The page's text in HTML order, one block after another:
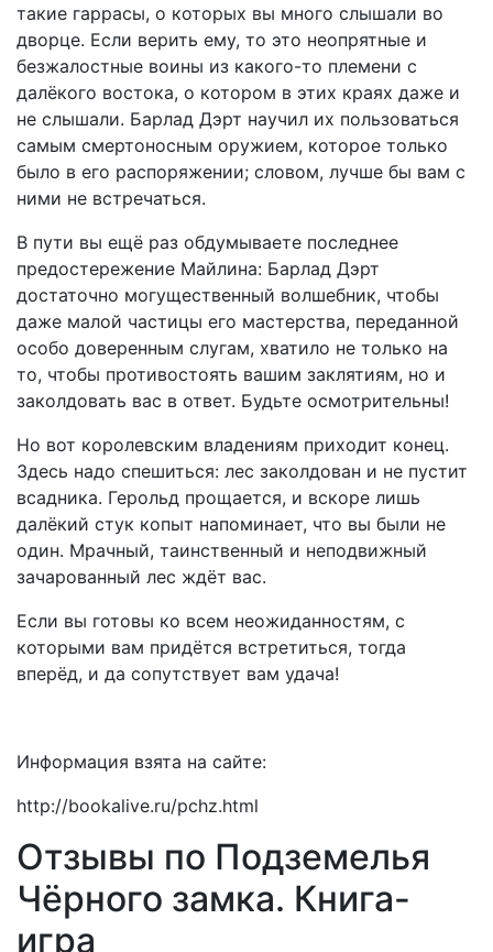
такие гаррасы, о которых вы много слышали во
дворце. Если верить ему, то это неопрятные и
безжалостные воины из какого-то племени с
далёкого востока, о котором в этих краях даже и
не слышали. Барлад Дэрт научил их пользоваться
самым смертоносным оружием, которое только
было в его распоряжении; словом, лучше бы вам с
ними не встречаться.
В пути вы ещё раз обдумываете последнее
предостережение Майлина: Барлад Дэрт
достаточно могущественный волшебник, чтобы
даже малой частицы его мастерства, переданной
особо доверенным слугам, хватило не только на
то, чтобы противостоять вашим заклятиям, но и
заколдовать вас в ответ. Будьте осмотрительны!
Но вот королевским владениям приходит конец.
Здесь надо спешиться: лес заколдован и не пустит
всадника. Герольд прощается, и вскоре лишь
далёкий стук копыт напоминает, что вы были не
один. Мрачный, таинственный и неподвижный
зачарованный лес ждёт вас.
Если вы готовы ко всем неожиданностям, с
которыми вам придётся встретиться, тогда
вперёд, и да сопутствует вам удача!
Информация взята на сайте:
http://bookalive.ru/pchz.html
Отзывы по Подземелья
Чёрного замка. Книга-
игра